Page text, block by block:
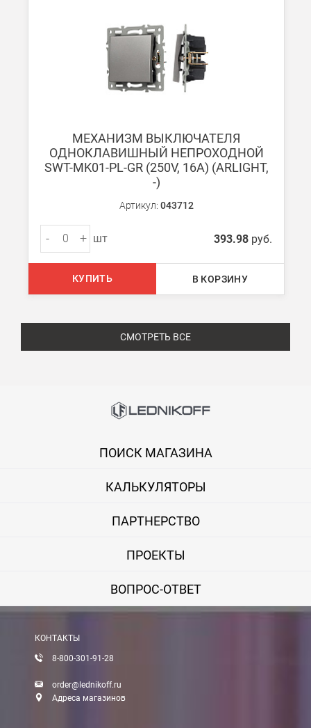
МЕХАНИЗМ ВЫКЛЮЧАТЕЛЯ
ОДНОКЛАВИШНЫЙ НЕПРОХОДНОЙ
SWT-MK01-PL-GR (250V, 16A) (ARLIGHT,
-)
Артикул: 043712
- + шт 393.98 руб.
КУПИТЬ В КОРЗИНУ
СМОТРЕТЬ ВСЕ
ПОИСК МАГАЗИНА
КАЛЬКУЛЯТОРЫ
ПАРТНЕРСТВО
ПРОЕКТЫ
ВОПРОС-ОТВЕТ
КОНТАКТЫ
8-800-301-91-28
order@lednikoff.ru
Адреса магазинов